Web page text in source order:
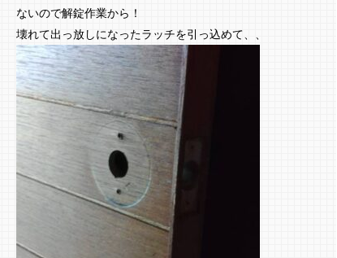
ないので解錠作業から！
壊れて出っ放しになったラッチを引っ込めて、、